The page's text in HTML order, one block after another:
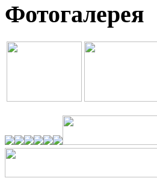
Фотогалерея